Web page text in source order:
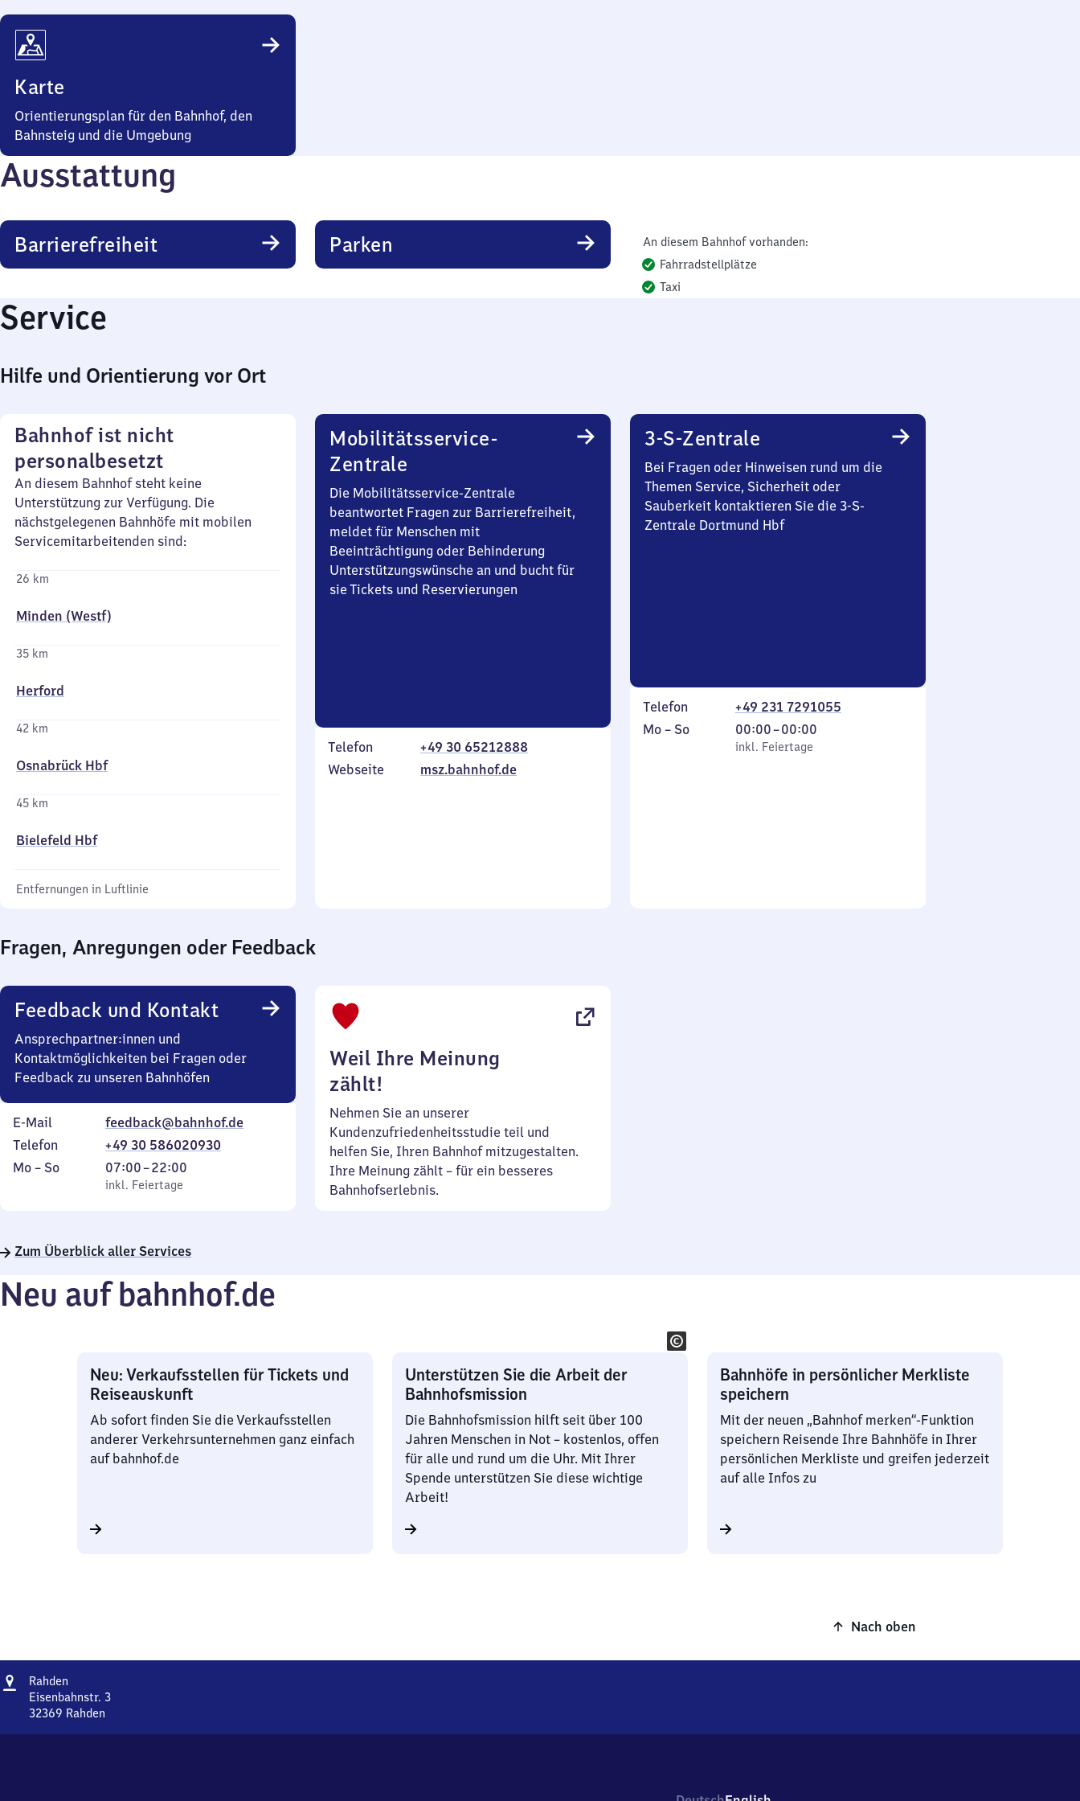
Karte
Orientierungsplan für den Bahnhof, den
Bahnsteig und die Umgebung
Ausstattung
Barrierefreiheit Parken
An diesem Bahnhof vorhanden:
Fahrradstellplätze
Taxi
Service
Hilfe und Orientierung vor Ort
Bahnhof ist nicht
personalbesetzt
An diesem Bahnhof steht keine
Unterstützung zur Verfügung. Die
nächstgelegenen Bahnhöfe mit mobilen
Servicemitarbeitenden sind:
26 km
Minden (Westf)
35 km
Herford
42 km
Osnabrück Hbf
45 km
Bielefeld Hbf
Entfernungen in Luftlinie
Mobilitätsservice-
Zentrale
Die Mobilitätsservice-Zentrale
beantwortet Fragen zur Barrierefreiheit,
meldet für Menschen mit
Beeinträchtigung oder Behinderung
Unterstützungswünsche an und bucht für
sie Tickets und Reservierungen
Telefon
+49 30 65212888
Webseite
msz.bahnhof.de
3-S-Zentrale
Bei Fragen oder Hinweisen rund um die
Themen Service, Sicherheit oder
Sauberkeit kontaktieren Sie die 3-S-
Zentrale Dortmund Hbf
Telefon
+49 231 7291055
Montag
Mo – So,
inkl. Feiertage
00:00–00:00
Von
0
inkl. Feiertage
Fragen, Anregungen oder Feedback
Feedback und Kontakt
Ansprechpartner:innen und
Kontaktmöglichkeiten bei Fragen oder
Feedback zu unseren Bahnhöfen
E-Mail
feedback@bahnhof.de
Telefon
+49 30 586020930
Montag
Mo – So,
inkl. Feiertage
07:00–22:00
Von
7
22
inkl. Feiertage
Weil Ihre Meinung
zählt!
Nehmen Sie an unserer
Kundenzufriedenheitsstudie teil und
helfen Sie, Ihren Bahnhof mitzugestalten.
Ihre Meinung zählt – für ein besseres
Bahnhofserlebnis.
Zum Überblick aller Services
Neu auf bahnhof.de
Neu: Verkaufsstellen für Tickets und
Reiseauskunft
Ab sofort finden Sie die Verkaufsstellen
anderer Verkehrsunternehmen ganz einfach
auf bahnhof.de
Unterstützen Sie die Arbeit der
Bahnhofsmission
Die Bahnhofsmission hilft seit über 100
Jahren Menschen in Not – kostenlos, offen
für alle und rund um die Uhr. Mit Ihrer
Spende unterstützen Sie diese wichtige
Arbeit!
Bahnhöfe in persönlicher Merkliste
speichern
Mit der neuen „Bahnhof merken“-Funktion
speichern Reisende Ihre Bahnhöfe in Ihrer
persönlichen Merkliste und greifen jederzeit
auf alle Infos zu
Nach oben
Adresse
Rahden
Eisenbahnstr. 3
32369 Rahden